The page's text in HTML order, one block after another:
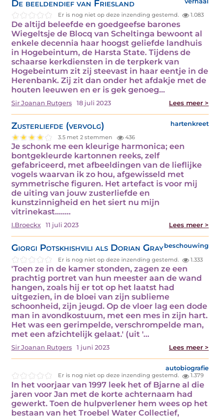
De beeldendief van Friesland
Er is nog niet op deze inzending gestemd. 1.083
De altijd beleefde en goedgeefse barones
Wiegeltsje de Blocq van Scheltinga bewoont al
enkele decennia haar hoogst geliefde landhuis
in Hogebeintum, de Harsta State. Tijdens de
schaarse kerkdiensten in de terpkerk van
Hogebeintum zit zij steevast in haar eentje in de
Herenbank. Zij zit dan onder het afdakje met de
houten leeuwen en er is gek genoeg…
Sir Joanan Rutgers 18 juli 2023 Lees meer >
Zusterliefde (vervolg) hartenkreet
3.5 met 2 stemmen 436
Je schonk me een kleurige harmonica; een
bontgekleurde kartonnen reeks, zelf
gefabriceerd, met afbeeldingen van de lieflijke
vogels waarvan ik zo hou, afgewisseld met
symmetrische figuren. Het artefact is voor mij
de uiting van jouw zusterliefde en
kunstzinnigheid en het siert nu mijn
vitrinekast.....…
I.Broeckx 11 juli 2023 Lees meer >
Giorgi Potskhishvili als Dorian Graybeschouwing
Er is nog niet op deze inzending gestemd. 1.333
'Toen ze in de kamer stonden, zagen ze een
prachtig portret van hun meester aan de wand
hangen, zoals hij er tot op het laatst had
uitgezien, in de bloei van zijn sublieme
schoonheid, zijn jeugd. Op de vloer lag een dode
man in avondkostuum, met een mes in zijn hart.
Het was een gerimpelde, verschrompelde man,
met een afzichtelijk gelaat.' (uit '…
Sir Joanan Rutgers 1 juni 2023 Lees meer >
autobiografie
Er is nog niet op deze inzending gestemd. 1.379
In het voorjaar van 1997 leek het of Bjarne al die
jaren voor Jan met de korte achternaam had
gewerkt. Toen de hulpverlener hem wees op het
bestaan van het Troebel Water Collectief,